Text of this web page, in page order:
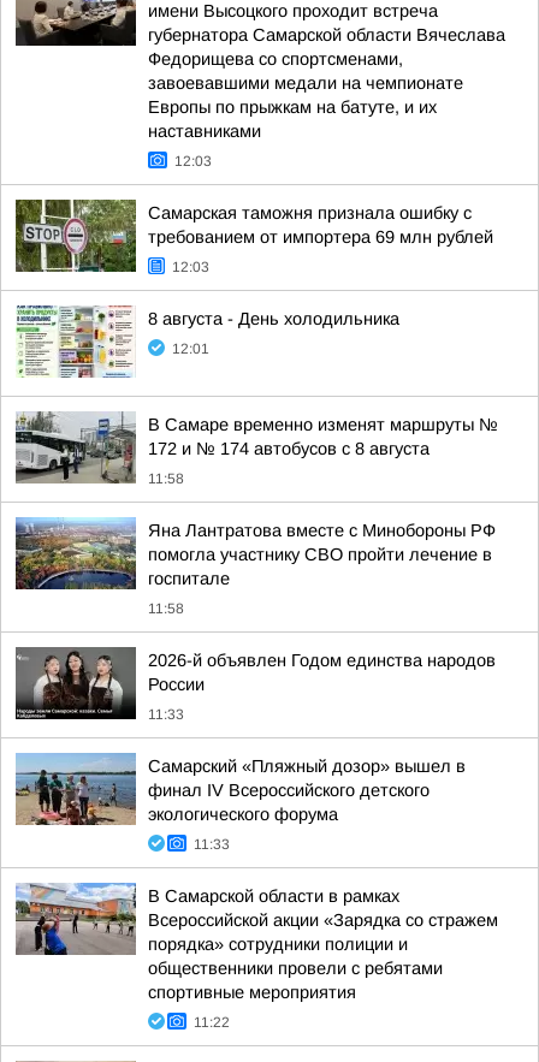
имени Высоцкого проходит встреча
губернатора Самарской области Вячеслава
Федорищева со спортсменами,
завоевавшими медали на чемпионате
Европы по прыжкам на батуте, и их
наставниками
12:03
Самарская таможня признала ошибку с
требованием от импортера 69 млн рублей
12:03
8 августа - День холодильника
12:01
В Самаре временно изменят маршруты №
172 и № 174 автобусов с 8 августа
11:58
Яна Лантратова вместе с Минобороны РФ
помогла участнику СВО пройти лечение в
госпитале
11:58
2026-й объявлен Годом единства народов
России
11:33
Самарский «Пляжный дозор» вышел в
финал IV Всероссийского детского
экологического форума
11:33
В Самарской области в рамках
Всероссийской акции «Зарядка со стражем
порядка» сотрудники полиции и
общественники провели с ребятами
спортивные мероприятия
11:22